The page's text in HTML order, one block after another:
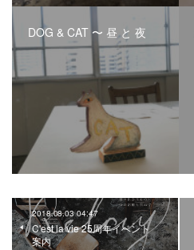
DOG & CAT 〜 昼 と 夜
2018.08.03 04:47
C'est la vie 25周年イベント
案内